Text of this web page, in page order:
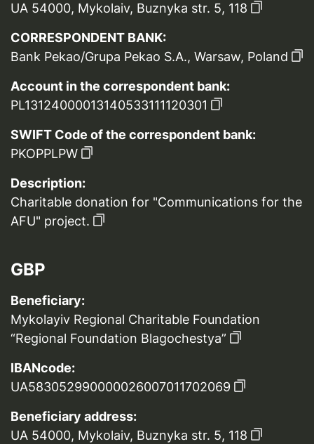
UA 54000, Mykolaiv, Buznyka str. 5, 118
CORRESPONDENT BANK:
Bank Pekao/Grupa Pekao S.A., Warsaw, Poland
Account in the correspondent bank:
PL13124000013140533111120301
SWIFT Code of the correspondent bank:
PKOPPLPW
Description:
Charitable donation for "Communications for the
AFU" project.
GBP
Beneficiary:
Mykolayiv Regional Charitable Foundation
“Regional Foundation Blagochestya”
IBANcode:
UA583052990000026007011702069
Beneficiary address:
UA 54000, Mykolaiv, Buznyka str. 5, 118